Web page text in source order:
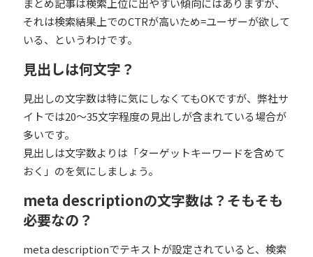
まとめ記事は検索上位に出やすい傾向にはありますが、
それは検索結果上でのCTRが高いため=ユーザーが欲して
いる、というわけです。
見出しは何文字？
見出しの文字数は特に気にしなくてもOKですが、弊社サ
イトでは20～35文字程度の見出しが含まれている場合が
多いです。
見出しは文字数よりは「ターゲットキーワードを含めて
おく」のを気にしましょう。
meta descriptionの文字数は？そもそも
必要なの？
meta descriptionでテキストが設定されていると、検索